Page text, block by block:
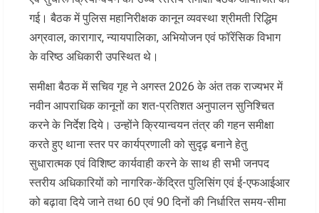
गई। बैठक में पुलिस महानिरीक्षक कानून व्यवस्था श्रीमती रिद्धिम
अग्रवाल, कारागार, न्यायपालिका, अभियोजन एवं फॉरेंसिक विभाग
के वरिष्ठ अधिकारी उपस्थित थे।
समीक्षा बैठक में सचिव गृह ने अगस्त 2026 के अंत तक राज्यभर में
नवीन आपराधिक कानूनों का शत-प्रतिशत अनुपालन सुनिश्चित
करने के निर्देश दिये। उन्होंने क्रियान्वयन तंत्र की गहन समीक्षा
करते हुए थाना स्तर पर कार्यप्रणाली को सुदृढ़ बनाने हेतु
सुधारात्मक एवं विशिष्ट कार्यवाही करने के साथ ही सभी जनपद
स्तरीय अधिकारियों को नागरिक-केंद्रित पुलिसिंग एवं ई-एफआईआर
को बढ़ावा दिये जाने तथा 60 एवं 90 दिनों की निर्धारित समय-सीमा